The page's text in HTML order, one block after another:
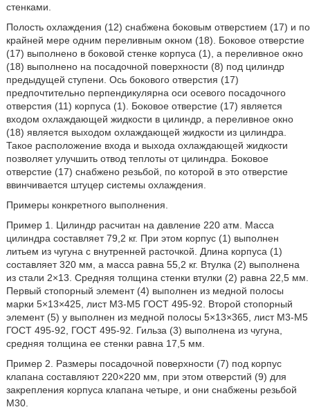
стенками.
Полость охлаждения (12) снабжена боковым отверстием (17) и по
крайней мере одним переливным окном (18). Боковое отверстие
(17) выполнено в боковой стенке корпуса (1), а переливное окно
(18) выполнено на посадочной поверхности (8) под цилиндр
предыдущей ступени. Ось бокового отверстия (17)
предпочтительно перпендикулярна оси осевого посадочного
отверстия (11) корпуса (1). Боковое отверстие (17) является
входом охлаждающей жидкости в цилиндр, а переливное окно
(18) является выходом охлаждающей жидкости из цилиндра.
Такое расположение входа и выхода охлаждающей жидкости
позволяет улучшить отвод теплоты от цилиндра. Боковое
отверстие (17) снабжено резьбой, по которой в это отверстие
ввинчивается штуцер системы охлаждения.
Примеры конкретного выполнения.
Пример 1. Цилиндр расчитан на давление 220 атм. Масса
цилиндра составляет 79,2 кг. При этом корпус (1) выполнен
литьем из чугуна с внутренней расточкой. Длина корпуса (1)
составляет 320 мм, а масса равна 55,2 кг. Втулка (2) выполнена
из стали 2×13. Средняя толщина стенки втулки (2) равна 22,5 мм.
Первый стопорный элемент (4) выполнен из медной полосы
марки 5×13×425, лист М3-М5 ГОСТ 495-92. Второй стопорный
элемент (5) у выполнен из медной полосы 5×13×365, лист М3-М5
ГОСТ 495-92, ГОСТ 495-92. Гильза (3) выполнена из чугуна,
средняя толщина ее стенки равна 17,5 мм.
Пример 2. Размеры посадочной поверхности (7) под корпус
клапана составляют 220×220 мм, при этом отверстий (9) для
закрепления корпуса клапана четыре, и они снабжены резьбой
М30.